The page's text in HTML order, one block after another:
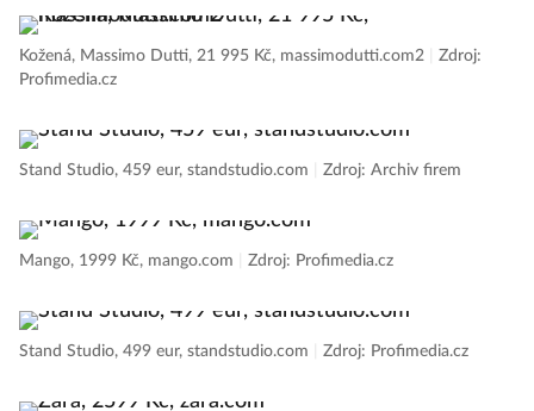
Kožená, Massimo Dutti, 21 995 Kč, massimodutti.com2
Zdroj:
Profimedia.cz
Stand Studio, 459 eur, standstudio.com Zdroj: Archiv firem
Mango, 1999 Kč, mango.com Zdroj: Profimedia.cz
Stand Studio, 499 eur, standstudio.com Zdroj: Profimedia.cz